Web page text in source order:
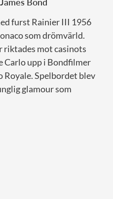
furst Rainier III 1956
som drömvärld.
mot casinots
Carlo upp i Bondfilmer
Royale. Spelbordet blev
glamour som